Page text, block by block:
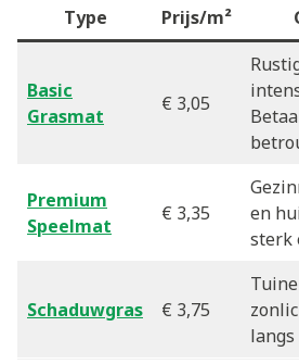
Type Prijs/m²
Basic
Grasmat
€ 3,05
Premium
Speelmat
€ 3,35
en
sterk
Schaduwgras € 3,75